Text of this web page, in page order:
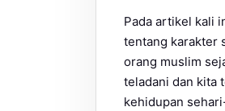
Pada artikel kali
tentang karakter
orang muslim
teladani dan kita
kehidupan